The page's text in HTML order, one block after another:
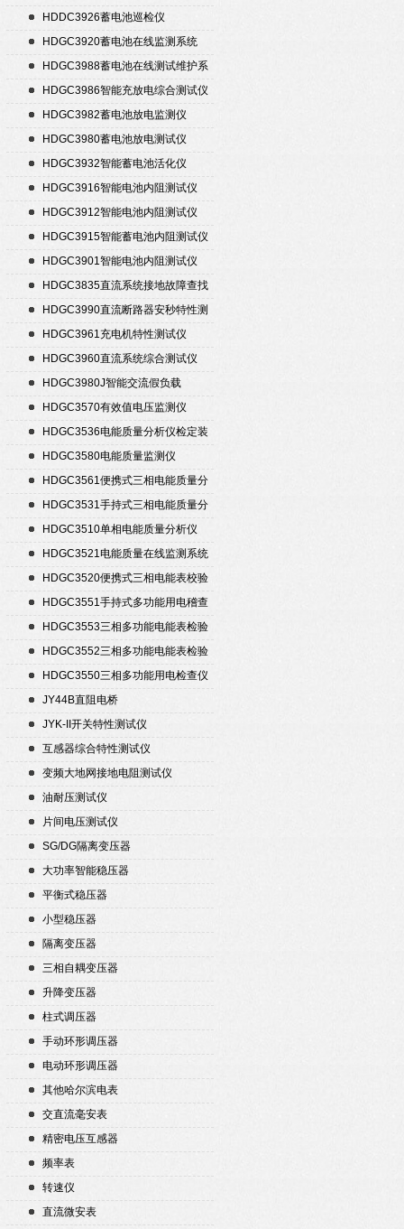
HDDC3926蓄电池巡检仪
HDGC3920蓄电池在线监测系统
HDGC3988蓄电池在线测试维护系
统
HDGC3986智能充放电综合测试仪
HDGC3982蓄电池放电监测仪
HDGC3980蓄电池放电测试仪
HDGC3932智能蓄电池活化仪
HDGC3916智能电池内阻测试仪
HDGC3912智能电池内阻测试仪
HDGC3915智能蓄电池内阻测试仪
HDGC3901智能电池内阻测试仪
HDGC3835直流系统接地故障查找
仪
HDGC3990直流断路器安秒特性测
试仪
HDGC3961充电机特性测试仪
HDGC3960直流系统综合测试仪
HDGC3980J智能交流假负载
HDGC3570有效值电压监测仪
HDGC3536电能质量分析仪检定装
置
HDGC3580电能质量监测仪
HDGC3561便携式三相电能质量分
析仪
HDGC3531手持式三相电能质量分
析仪
HDGC3510单相电能质量分析仪
HDGC3521电能质量在线监测系统
HDGC3520便携式三相电能表校验
仪
HDGC3551手持式多功能用电稽查
仪
HDGC3553三相多功能电能表检验
装置
HDGC3552三相多功能电能表检验
装置
HDGC3550三相多功能用电检查仪
JY44B直阻电桥
JYK-II开关特性测试仪
互感器综合特性测试仪
变频大地网接地电阻测试仪
油耐压测试仪
片间电压测试仪
SG/DG隔离变压器
大功率智能稳压器
平衡式稳压器
小型稳压器
隔离变压器
三相自耦变压器
升降变压器
柱式调压器
手动环形调压器
电动环形调压器
其他哈尔滨电表
交直流毫安表
精密电压互感器
频率表
转速仪
直流微安表